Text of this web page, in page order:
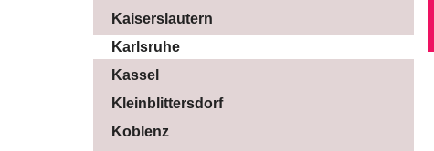
Kaiserslautern
Karlsruhe
Kassel
Kleinblittersdorf
Koblenz